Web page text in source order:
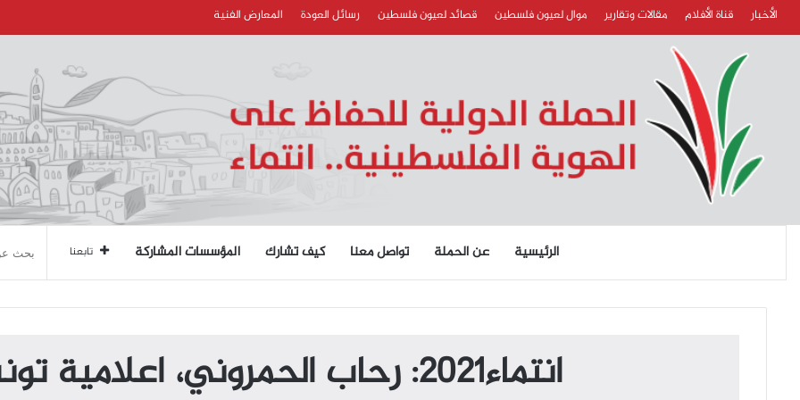
الأخبار قناة الأفلام مقالات وتقارير موال لعيون فلسطين قصائد لعيون فلسطين رسائل العودة المعارض الفنية
الرئيسية عن الحملة تواصل معنا كيف تشارك المؤسسات المشاركة تابعنا
انتماء2021: رحاب الحمروني، اعلامية تونسية، تونس